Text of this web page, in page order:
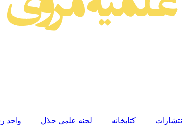
انتشارات کتابخانه لجنه علمی حلال واحد